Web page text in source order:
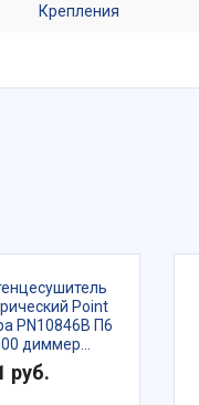
Крепления
Point
PN10846B П6
диммер
черный
руб.